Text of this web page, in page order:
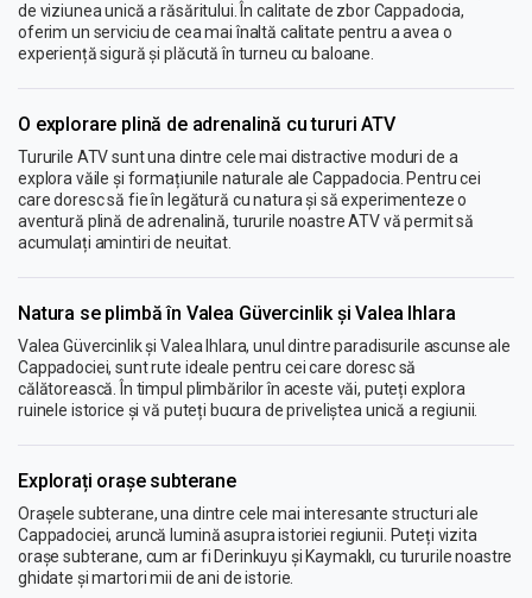
de viziunea unică a răsăritului. În calitate de zbor Cappadocia,
oferim un serviciu de cea mai înaltă calitate pentru a avea o
experiență sigură și plăcută în turneu cu baloane.
O explorare plină de adrenalină cu tururi ATV
Tururile ATV sunt una dintre cele mai distractive moduri de a
explora văile și formațiunile naturale ale Cappadocia. Pentru cei
care doresc să fie în legătură cu natura și să experimenteze o
aventură plină de adrenalină, tururile noastre ATV vă permit să
acumulați amintiri de neuitat.
Natura se plimbă în Valea Güvercinlik și Valea Ihlara
Valea Güvercinlik și Valea Ihlara, unul dintre paradisurile ascunse ale
Cappadociei, sunt rute ideale pentru cei care doresc să
călătorească. În timpul plimbărilor în aceste văi, puteți explora
ruinele istorice și vă puteți bucura de priveliștea unică a regiunii.
Explorați orașe subterane
Orașele subterane, una dintre cele mai interesante structuri ale
Cappadociei, aruncă lumină asupra istoriei regiunii. Puteți vizita
orașe subterane, cum ar fi Derinkuyu și Kaymaklı, cu tururile noastre
ghidate și martori mii de ani de istorie.